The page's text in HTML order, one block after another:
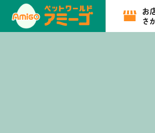
お
さ